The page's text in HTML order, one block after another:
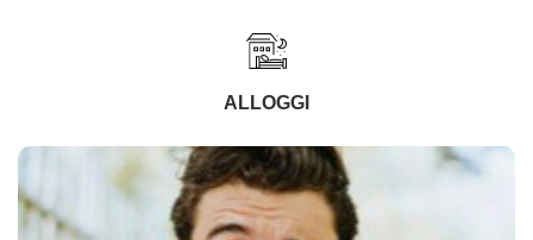
ALLOGGI